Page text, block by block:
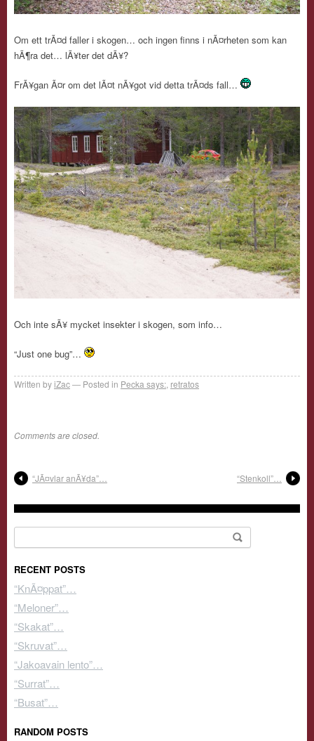
Om ett trÃ¤d faller i skogen… och ingen finns i nÃ¤rheten som kan
hÃ¶ra det… lÃ¥ter det dÃ¥?
FrÃ¥gan Ã¤r om det lÃ¤t nÃ¥got vid detta trÃ¤ds fall…
Och inte sÃ¥ mycket insekter i skogen, som info…
“Just one bug”…
Written byiZac Posted in Pecka says: retratos
Comments are closed.
“JÃ¤vlar anÃ¥da”… “Stenkoll”…
RECENT POSTS
“KnÃ¤ppat”…
“Meloner”…
“Skakat”…
“Skruvat”…
“Jakoavain lento”…
“Surrat”…
“Busat”…
RANDOM POSTS